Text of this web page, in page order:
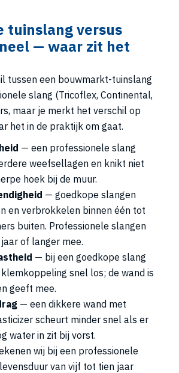
tuinslang versus
— waar zit het
tussen een bouwmarkt-tuinslang
slang (Tricoflex, Continental,
maar je merkt het verschil op
het in de praktijk om gaat.
— een professionele slang
weefsellagen en knikt niet
hoek bij de muur.
— goedkope slangen
en verbrokkelen binnen één tot
buiten. Professionele slangen
of langer mee.
— bij een goedkope slang
snel los; de wand is
geeft mee.
— een dikkere wand met
scheurt minder snel als er
water in zit bij vorst.
wij bij een professionele
van vijf tot tien jaar